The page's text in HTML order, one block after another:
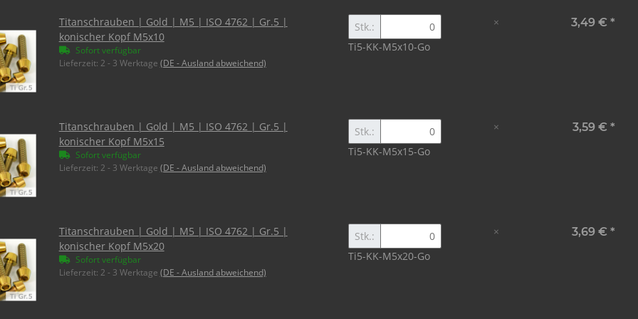
Titanschrauben | Gold | M5 | ISO 4762 | Gr.5 |
konischer Kopf M5x10
Sofort verfügbar
Lieferzeit: 2 - 3 Werktage (DE - Ausland abweichend)
Stk.:
Ti5-KK-M5x10-Go
× 3,49 € *
Titanschrauben | Gold | M5 | ISO 4762 | Gr.5 |
konischer Kopf M5x15
Sofort verfügbar
Lieferzeit: 2 - 3 Werktage (DE - Ausland abweichend)
Stk.:
Ti5-KK-M5x15-Go
× 3,59 € *
Titanschrauben | Gold | M5 | ISO 4762 | Gr.5 |
konischer Kopf M5x20
Sofort verfügbar
Lieferzeit: 2 - 3 Werktage (DE - Ausland abweichend)
Stk.:
Ti5-KK-M5x20-Go
× 3,69 € *